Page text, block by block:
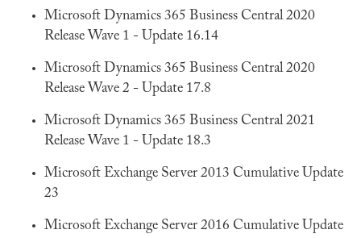
Microsoft Dynamics 365 Business Central 2020
Release Wave 1 - Update 16.14
Microsoft Dynamics 365 Business Central 2020
Release Wave 2 - Update 17.8
Microsoft Dynamics 365 Business Central 2021
Release Wave 1 - Update 18.3
Microsoft Exchange Server 2013 Cumulative Update
23
Microsoft Exchange Server 2016 Cumulative Update